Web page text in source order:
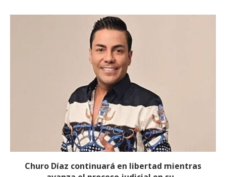
Proceso contra Jorge Alfredo Vargas da un giro